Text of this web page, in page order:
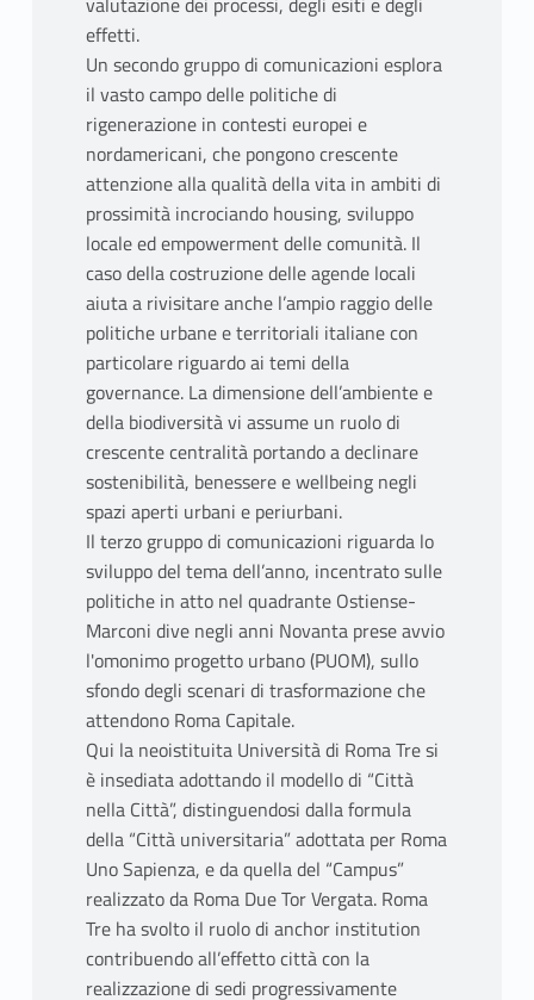
effetti.
Un secondo gruppo di comunicazioni esplora
il vasto campo delle politiche di
rigenerazione in contesti europei e
nordamericani, che pongono crescente
attenzione alla qualità della vita in ambiti di
prossimità incrociando housing, sviluppo
locale ed empowerment delle comunità. Il
caso della costruzione delle agende locali
aiuta a rivisitare anche l’ampio raggio delle
politiche urbane e territoriali italiane con
particolare riguardo ai temi della
governance. La dimensione dell’ambiente e
della biodiversità vi assume un ruolo di
crescente centralità portando a declinare
sostenibilità, benessere e wellbeing negli
spazi aperti urbani e periurbani.
Il terzo gruppo di comunicazioni riguarda lo
sviluppo del tema dell’anno, incentrato sulle
politiche in atto nel quadrante Ostiense-
Marconi dive negli anni Novanta prese avvio
l'omonimo progetto urbano (PUOM), sullo
sfondo degli scenari di trasformazione che
attendono Roma Capitale.
Qui la neoistituita Università di Roma Tre si
è insediata adottando il modello di “Città
nella Città”, distinguendosi dalla formula
della “Città universitaria” adottata per Roma
Uno Sapienza, e da quella del “Campus”
realizzato da Roma Due Tor Vergata. Roma
Tre ha svolto il ruolo di anchor institution
contribuendo all’effetto città con la
realizzazione di sedi progressivamente